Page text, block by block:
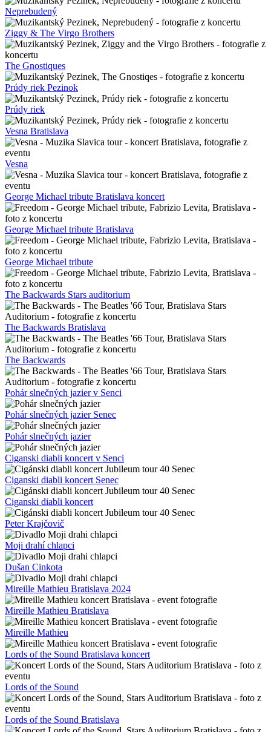
Neprebudený
Ziggy & The Virgo Brothers
The Gnostiques
Prúdy riek Pezinok
Prúdy riek
Vesna Bratislava
Vesna
George Michael tribute Bratislava koncert
George Michael tribute Bratislava
George Michael tribute
The Backwards Stars auditorium
The Backwards Bratislava
The Backwards
Pohár slnečných jazier v Senci
Pohár slnečných jazier Senec
Pohár slnečných jazier
Ciganski diabli koncert v Senci
Ciganski diabli koncert Senec
Ciganski diabli koncert
Peter Krajčovič
Moji drahí chlapci
Dušan Cinkota
Mireille Mathieu Bratislava 2024
Mireille Mathieu Bratislava
Mireille Mathieu
Lords of the Sound Bratislava koncert
Lords of the Sound
Lords of the Sound Bratislava